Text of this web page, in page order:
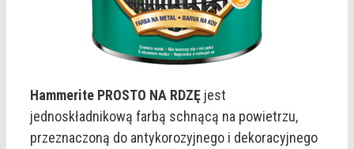
Hammerite PROSTO NA RDZĘ jest
jednoskładnikową farbą schnącą na powietrzu,
przeznaczoną do antykorozyjnego i dekoracyjnego